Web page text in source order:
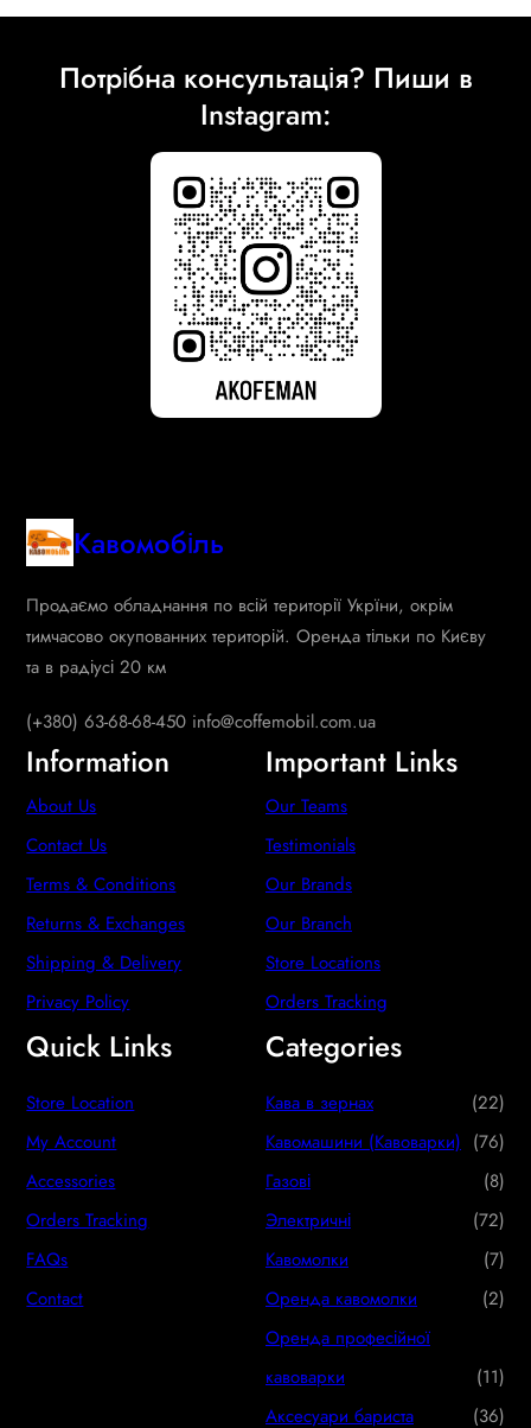
Потрібна консультація? Пиши в
Instagram:
Кавомобіль
Продаємо обладнання по всій території Укрїни, окрім
тимчасово окупованних територій. Оренда тільки по Києву
та в радіусі 20 км
(+380) 63-68-68-450 info@coffemobil.com.ua
Information
About Us
Contact Us
Terms & Conditions
Returns & Exchanges
Shipping & Delivery
Privacy Policy
Important Links
Our Teams
Testimonials
Our Brands
Our Branch
Store Locations
Orders Tracking
Quick Links
Store Location
My Account
Accessories
Orders Tracking
FAQs
Contact
Categories
Кава в зернах 222
2
p
r
o
d
c
t
Кавомашини (Кавоварки) 767
6
p
r
o
u
c
Газові 88
p
r
o
u
c
Электричні 727
2
p
o
d
Кавомолки 77
p
o
d
Оренда кавомолки 22
r
o
Оренда професійної
кавоварки
111
1
Аксесуари бариста 363